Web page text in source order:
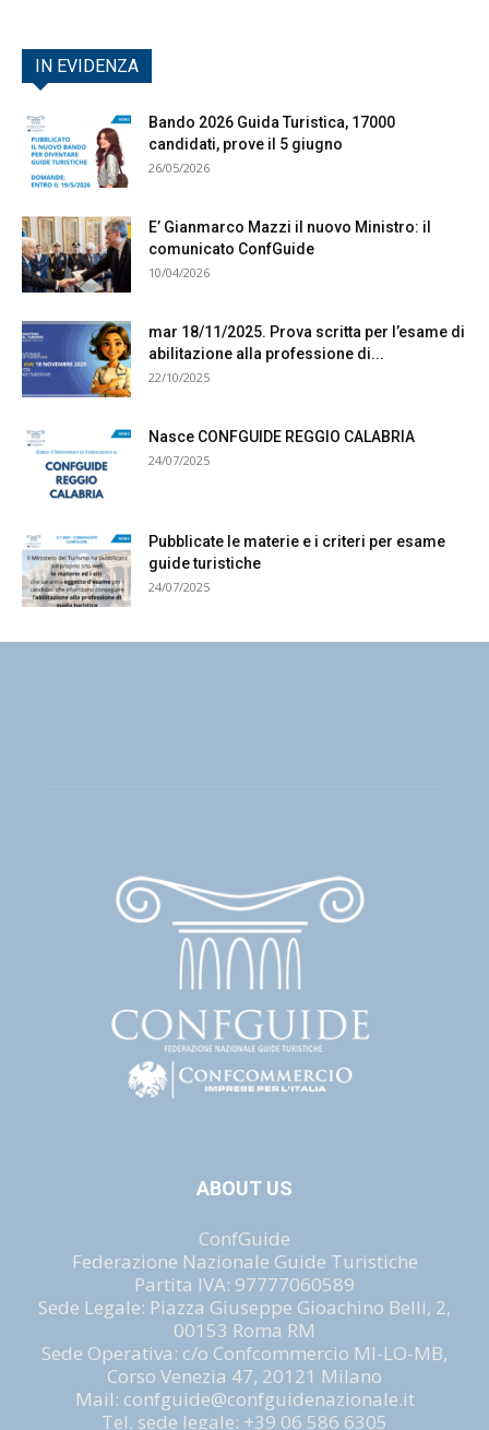
IN EVIDENZA
Bando 2026 Guida Turistica, 17000
candidati, prove il 5 giugno
26/05/2026
E’ Gianmarco Mazzi il nuovo Ministro: il
comunicato ConfGuide
10/04/2026
mar 18/11/2025. Prova scritta per l’esame di
abilitazione alla professione di...
22/10/2025
Nasce CONFGUIDE REGGIO CALABRIA
24/07/2025
Pubblicate le materie e i criteri per esame
guide turistiche
24/07/2025
ABOUT US
ConfGuide
Federazione Nazionale Guide Turistiche
Partita IVA: 97777060589
Sede Legale: Piazza Giuseppe Gioachino Belli, 2,
00153 Roma RM
Sede Operativa: c/o Confcommercio MI-LO-MB,
Corso Venezia 47, 20121 Milano
Mail: confguide@confguidenazionale.it
Tel. sede legale: +39 06 586 6305